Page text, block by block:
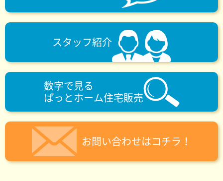
スタッフ紹介
数字で見る
ぱっとホーム住宅販売
お問い合わせはコチラ！